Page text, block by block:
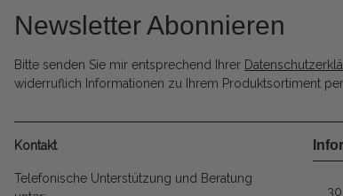
Newsletter Abonnieren
Bitte senden Sie mir entsprechend Ihrer
widerruflich Informationen zu Ihrem Produktsortiment per
Kontakt
Telefonische Unterstützung und Beratung